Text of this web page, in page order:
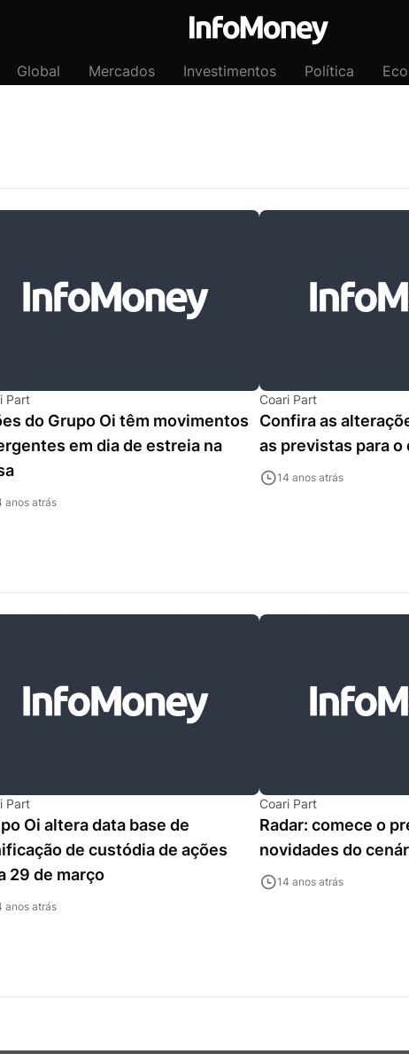
Global Mercados Investimentos Política
Part
do Grupo Oi têm movimentos
em dia de estreia na
anos atrás
Coari Part
Confira as
as previstas para o
14 anos atrás
Part
Oi altera data base de
de custódia de ações
29 de março
anos atrás
Coari Part
Radar: comece o
novidades do
14 anos atrás